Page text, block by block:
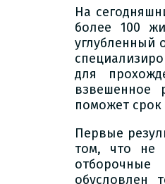
На
более 100
углубленный
для
взвешенное
поможет
Первые
том, что не
отборочные
обусловлен